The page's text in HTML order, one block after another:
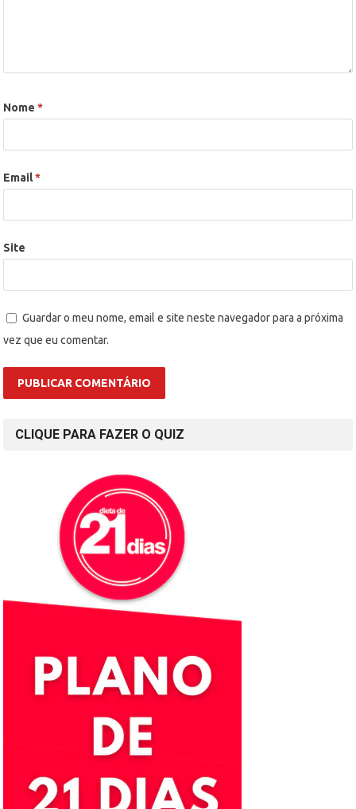
Nome*
Email*
Site
Guardar o meu nome, email e site neste navegador para a próxima
vez que eu comentar.
CLIQUE PARA FAZER O QUIZ